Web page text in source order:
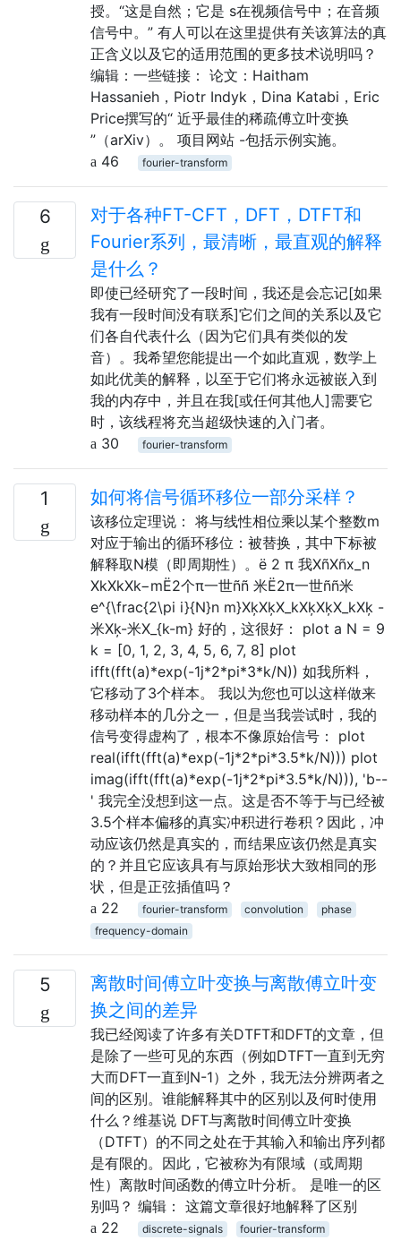
授。“这是自然；它是 s在视频信号中；在音频
信号中。” 有人可以在这里提供有关该算法的真
正含义以及它的适用范围的更多技术说明吗？
编辑：一些链接： 论文：Haitham
Hassanieh，Piotr Indyk，Dina Katabi，Eric
Price撰写的“ 近乎最佳的稀疏傅立叶变换
”（arXiv）。 项目网站 -包括示例实施。
46
fourier-transform
6
对于各种FT-CFT，DFT，DTFT和
Fourier系列，最清晰，最直观的解释
是什么？
即使已经研究了一段时间，我还是会忘记[如果
我有一段时间没有联系]它们之间的关系以及它
们各自代表什么（因为它们具有类似的发
音）。我希望您能提出一个如此直观，数学上
如此优美的解释，以至于它们将永远被嵌入到
我的内存中，并且在我[或任何其他人]需要它
时，该线程将充当超级快速的入门者。
30
fourier-transform
1 如何将信号循环移位一部分采样？
该移位定理说： 将与线性相位乘以某个整数m
对应于输出的循环移位：被替换，其中下标被
解释取N模（即周期性）。ë 2 π 我XñXñx_n
XkXkXk−mË2个π一世ññ 米Ë2π一世ññ米
e^{\frac{2\pi i}{N}n m}XķXķX_kXķXķX_kXķ -
米Xķ-米X_{k-m} 好的，这很好： plot a N = 9
k = [0, 1, 2, 3, 4, 5, 6, 7, 8] plot
ifft(fft(a)*exp(-1j*2*pi*3*k/N)) 如我所料，
它移动了3个样本。 我以为您也可以这样做来
移动样本的几分之一，但是当我尝试时，我的
信号变得虚构了，根本不像原始信号： plot
real(ifft(fft(a)*exp(-1j*2*pi*3.5*k/N))) plot
imag(ifft(fft(a)*exp(-1j*2*pi*3.5*k/N))), 'b--
' 我完全没想到这一点。这是否不等于与已经被
3.5个样本偏移的真实冲积进行卷积？因此，冲
动应该仍然是真实的，而结果应该仍然是真实
的？并且它应该具有与原始形状大致相同的形
状，但是正弦插值吗？
22
fourier-transform convolution
phase
frequency-domain
5
离散时间傅立叶变换与离散傅立叶变
换之间的差异
我已经阅读了许多有关DTFT和DFT的文章，但
是除了一些可见的东西（例如DTFT一直到无穷
大而DFT一直到N-1）之外，我无法分辨两者之
间的区别。谁能解释其中的区别以及何时使用
什么？维基说 DFT与离散时间傅立叶变换
（DTFT）的不同之处在于其输入和输出序列都
是有限的。因此，它被称为有限域（或周期
性）离散时间函数的傅立叶分析。 是唯一的区
别吗？ 编辑： 这篇文章很好地解释了区别
22
discrete-signals fourier-transform